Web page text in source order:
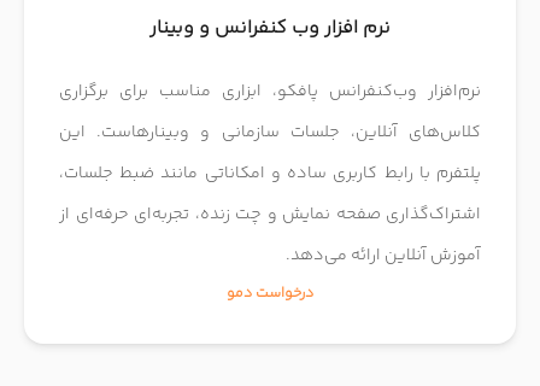
نرم افزار وب کنفرانس و وبینار
نرم‌افزار وب‌کنفرانس پافکو، ابزاری مناسب برای برگزاری
کلاس‌های آنلاین، جلسات سازمانی و وبینارهاست. این
پلتفرم با رابط کاربری ساده و امکاناتی مانند ضبط جلسات،
اشتراک‌گذاری صفحه نمایش و چت زنده، تجربه‌ای حرفه‌ای از
آموزش آنلاین ارائه می‌دهد.
درخواست دمو